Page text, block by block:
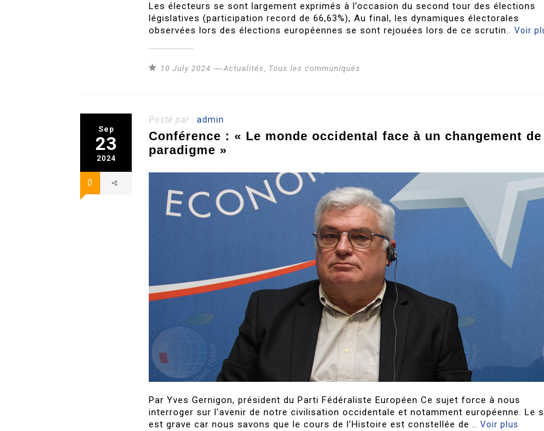
Les électeurs se sont largement exprimés à l’occasion du second tour des élections
législatives (participation record de 66,63%), Au final, les dynamiques électorales
observées lors des élections européennes se sont rejouées lors de ce scrutin.. Voir
10 July 2024 Actualités, Tous les communiqués
Sep
23
2024
0
Posté par : admin
Conférence : « Le monde occidental face à un changement de
paradigme »
Par Yves Gernigon, président du Parti Fédéraliste Européen Ce sujet force à nous
interroger sur l’avenir de notre civilisation occidentale et notamment européenne. Le
est grave car nous savons que le cours de l’Histoire est constellée de .. Voir plus